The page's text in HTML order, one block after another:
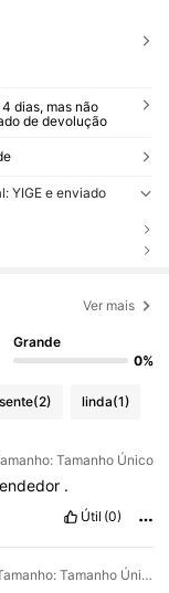
dias, mas não
de devolução
YIGE e enviado
Ver mais
Grande
0%
(2) linda(1)
Tamanho Único
.
Útil (0)
Cor da alça: Multicolorido / Tamanho: Tamanho Único